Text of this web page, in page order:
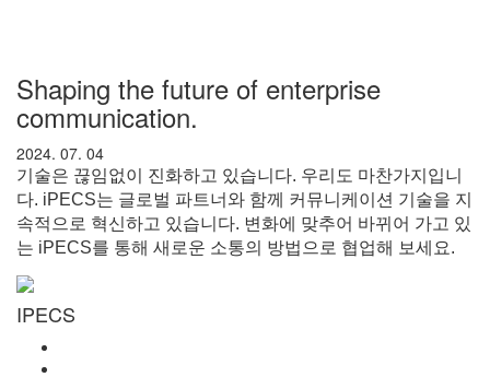
Shaping the future of enterprise
communication.
2024. 07. 04
기술은 끊임없이 진화하고 있습니다. 우리도 마찬가지입니
다. iPECS는 글로벌 파트너와 함께 ​​커뮤니케이션 기술을 지
속적으로 혁신하고 있습니다. 변화에 맞추어 바뀌어 가고 있
는 iPECS를 통해 새로운 소통의 방법으로 협업해 보세요.
IPECS